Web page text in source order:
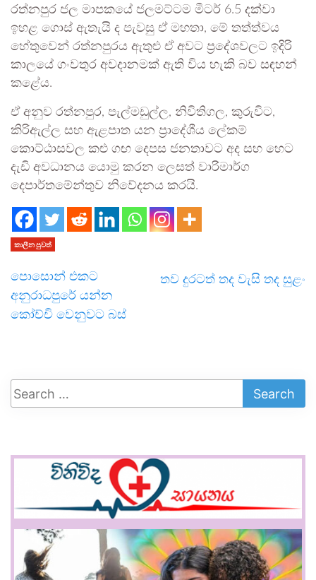
රත්නපුර ජල මාපකයේ ජලමට්ටම මීටර් 6.5 දක්වා
ඉහළ ගොස් ඇතැයි ද පැවසු ඒ මහතා, මේ තත්ත්වය
හේතුවෙන් රත්නපුරය ඇතුළු ඒ අවට ප්‍රදේශවලට ඉදිරි
කාලයේ ගංවතුර අවදානමක් ඇති විය හැකි බව සඳහන්
කළේය.
ඒ අනුව රත්නපුර, පැල්මඩුල්ල, නිවිතිගල, කුරුවිට,
කිරිඇල්ල සහ ඇළපාත යන ප්‍රාදේශීය ලේකම්
කොට්ඨාසවල කළු ගඟ දෙපස ජනතාවට අද සහ හෙට
දැඩි අවධානය යොමු කරන ලෙසත් වාරිමාර්ග
දෙපාර්තමේන්තුව නිවේදනය කරයි.
කාලීන පුවත්
පොසොන් එකට
අනුරාධපුරේ යන්න
කෝච්චි වෙනුවට බස්
තව දුරටත් තද වැසි තද සුළං